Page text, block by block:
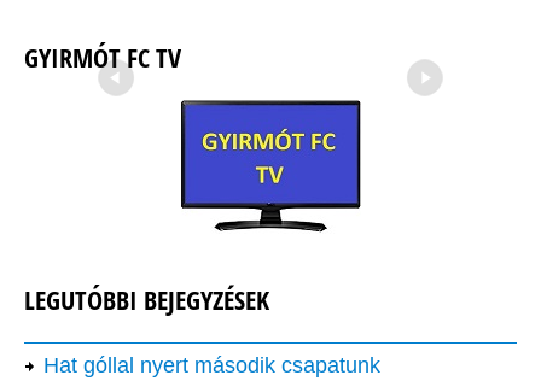
← →
GYIRMÓT FC TV
LEGUTÓBBI BEJEGYZÉSEK
Hat góllal nyert második csapatunk